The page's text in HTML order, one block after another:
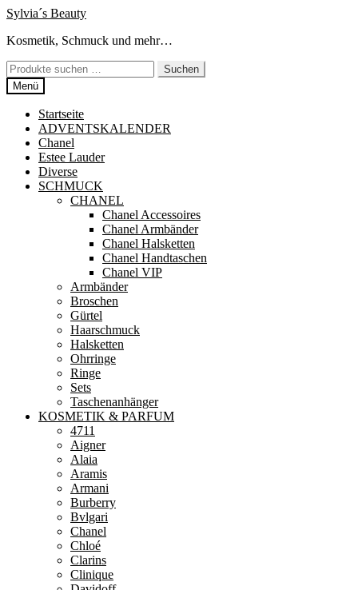
Zur
springen
Zum
springen
Sylvia´s Beauty
Kosmetik, Schmuck und mehr…
Suchen
nach:
Suchen
Menü
Startseite
ADVENTSKALENDER
Chanel
Estee Lauder
Diverse
SCHMUCK
CHANEL
Chanel Accessoires
Chanel Armbänder
Chanel Halsketten
Chanel Handtaschen
Chanel VIP
Armbänder
Broschen
Gürtel
Haarschmuck
Halsketten
Ohrringe
Ringe
Sets
Taschenanhänger
KOSMETIK & PARFUM
4711
Aigner
Alaia
Aramis
Armani
Burberry
Bvlgari
Chanel
Chloé
Clarins
Clinique